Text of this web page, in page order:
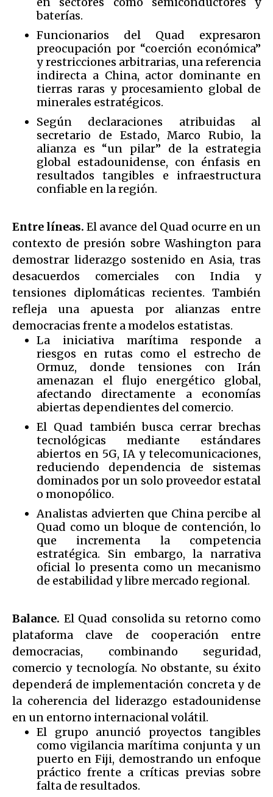
baterías.
Funcionarios del Quad expresaron
preocupación por “coerción económica”
y restricciones arbitrarias, una referencia
indirecta a China, actor dominante en
tierras raras y procesamiento global de
minerales estratégicos.
Según declaraciones atribuidas al
secretario de Estado, Marco Rubio, la
alianza es “un pilar” de la estrategia
global estadounidense, con énfasis en
resultados tangibles e infraestructura
confiable en la región.
Entre líneas. El avance del Quad ocurre en un
contexto de presión sobre Washington para
demostrar liderazgo sostenido en Asia, tras
desacuerdos comerciales con India y
tensiones diplomáticas recientes. También
refleja una apuesta por alianzas entre
democracias frente a modelos estatistas.
La iniciativa marítima responde a
riesgos en rutas como el estrecho de
Ormuz, donde tensiones con Irán
amenazan el flujo energético global,
afectando directamente a economías
abiertas dependientes del comercio.
El Quad también busca cerrar brechas
tecnológicas mediante estándares
abiertos en 5G, IA y telecomunicaciones,
reduciendo dependencia de sistemas
dominados por un solo proveedor estatal
o monopólico.
Analistas advierten que China percibe al
Quad como un bloque de contención, lo
que incrementa la competencia
estratégica. Sin embargo, la narrativa
oficial lo presenta como un mecanismo
de estabilidad y libre mercado regional.
Balance. El Quad consolida su retorno como
plataforma clave de cooperación entre
democracias, combinando seguridad,
comercio y tecnología. No obstante, su éxito
dependerá de implementación concreta y de
la coherencia del liderazgo estadounidense
en un entorno internacional volátil.
El grupo anunció proyectos tangibles
como vigilancia marítima conjunta y un
puerto en Fiji, demostrando un enfoque
práctico frente a críticas previas sobre
falta de resultados.